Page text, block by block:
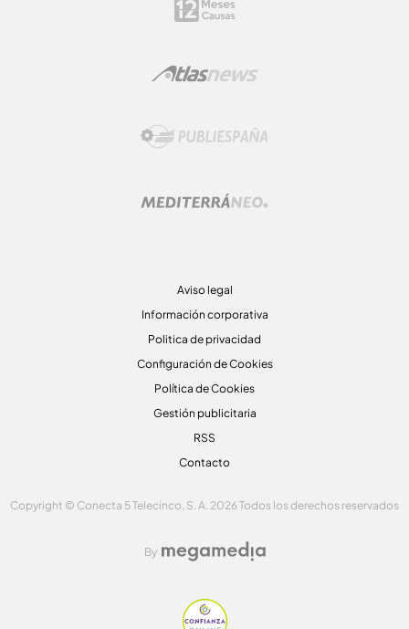
Aviso legal
Información corporativa
Politica de privacidad
Configuración de Cookies
Política de Cookies
Gestión publicitaria
RSS
Contacto
Copyright © Conecta 5 Telecinco, S. A. 2026 Todos los derechos reservados
By